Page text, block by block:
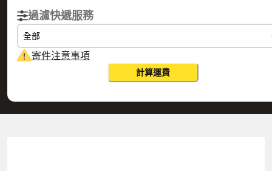
過濾快遞服務
全部
寄件注意事項
計算運費